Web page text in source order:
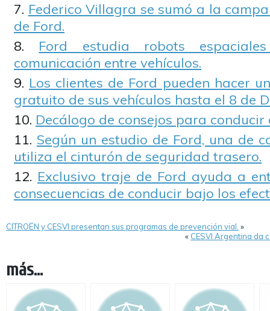
Federico Villagra se sumó a la
de Ford.
Ford estudia robots
comunicación entre vehículos.
Los clientes de Ford pueden hacer
gratuito de sus vehículos hasta el 8 de
Decálogo de consejos para
Según un estudio de Ford, una de
utiliza el cinturón de seguridad trasero.
Exclusivo traje de Ford ayuda a
consecuencias de conducir bajo los
CITROËN y CESVI presentan sus programas de prevención vial. »
« CESVI Argentina da
más...